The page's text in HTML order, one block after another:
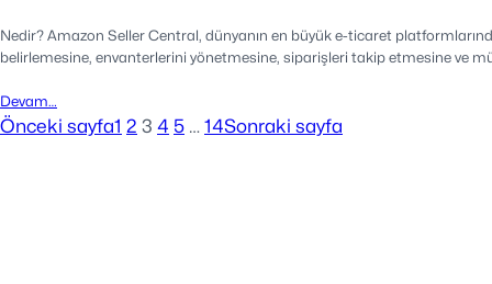
Nedir? Amazon Seller Central, dünyanın en büyük e-ticaret
belirlemesine, envanterlerini yönetmesine, siparişleri takip etmesine ve
Devam…
Önceki sayfa1 2 3 4 5 … 14Sonraki sayfa